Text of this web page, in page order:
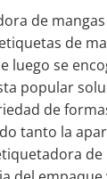
de
de
luego se
popular
de
tanto la